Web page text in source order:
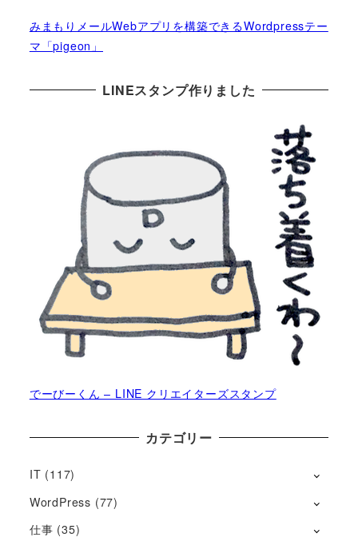
みまもりメールWebアプリを構築できるWordpressテー
マ「pigeon」
LINEスタンプ作りました
でーびーくん – LINE クリエイターズスタンプ
カテゴリー
IT (117)
WordPress (77)
仕事 (35)